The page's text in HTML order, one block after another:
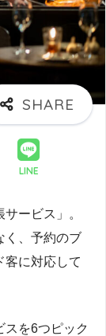
LINE
ービス」。
く、予約のブ
客に対応して
を6つピック